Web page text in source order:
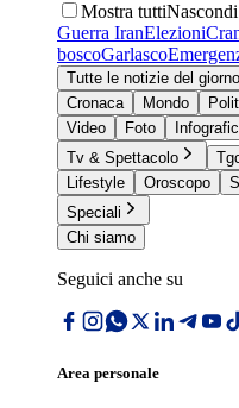
Mostra tuttiNascondi
Guerra IranElezioni
boscoGarlasco
Tutte le notizie del giorno
Cronaca
Mondo
Video
Foto
Tv & Spettacolo
Lifestyle
Oroscopo
Speciali
Chi siamo
Seguici anche su
Area personale